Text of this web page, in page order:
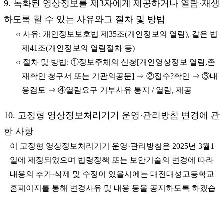
9. 녹화된 영상정보를 제3자에게 제공하거나 열람·재생
하도록 할 수 있는 사유와그 절차 및 방법
○ 사유: 개인정보보호법 제35조(개인정보의 열람), 같은 법
제41조(개인정보의 열람절차 등)
○ 절차 및 방법: ①정보주체의 신청[개인영상정보 열람,존
재확인 청구서 또는 기관의공문] ⇒ ②접수?확인 ⇒ ③내
용검토 ⇒ ④열람요구 거부사유 통지 / 열람, 제공
10. 고정형 영상정보처리기기 운영·관리방침 변경에 관
한 사항
이 고정형 영상정보처리기기 운영·관리방침은 2025년 3월1
일에 제정되었으며 법령정책 또는 보안기술의 변경에 따라
내용의 추가·삭제 및 수정이 있을시에는 대전대성고등학교
홈페이지를 통해 변경사유 및 내용 등을 공지하도록 하겠습